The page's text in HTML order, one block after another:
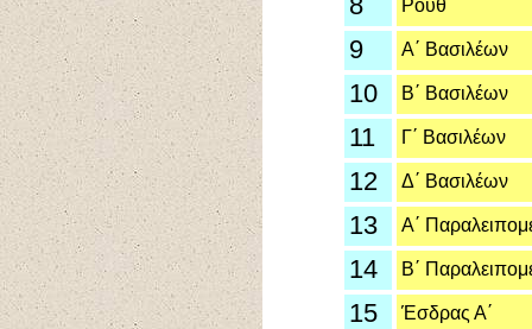
8 Ρουθ
9 Α΄ Βασιλέων
10 Β΄ Βασιλέων
11 Γ΄ Βασιλέων
12 Δ΄ Βασιλέων
13 Α΄
14 Β΄
15 Έσδρας Α΄